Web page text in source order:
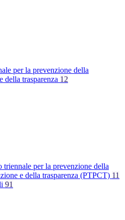
per la prevenzione della
della trasparenza 12
triennale per la prevenzione della
e della trasparenza (PTPCT) 11
91